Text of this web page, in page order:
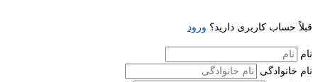
نام
دانشجو
قبلاً حساب کاربری دارید؟ ورود
نام
نام خانوادگی